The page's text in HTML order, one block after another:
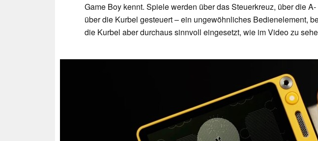
Game Boy kennt. Spiele werden über das Steuerkreuz, über die
über die Kurbel gesteuert – ein ungewöhnliches Bedienelement,
die Kurbel aber durchaus sinnvoll eingesetzt, wie im Video zu